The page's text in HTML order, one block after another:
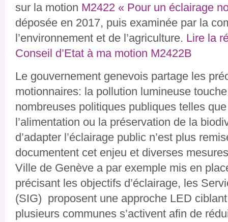
sur la motion M2422 « Pour un éclairage
déposée en 2017, puis examinée par la
l’environnement et de l’agriculture. Lire la
Conseil d’Etat à ma motion M2422B
Le gouvernement genevois partage les
motionnaires: la pollution lumineuse
nombreuses politiques publiques telles
l’alimentation ou la préservation de la
d’adapter l’éclairage public n’est plus
documentent cet enjeu et diverses
Ville de Genève a par exemple mis en
précisant les objectifs d’éclairage, les
(SIG) proposent une approche LED
plusieurs communes s’activent afin de